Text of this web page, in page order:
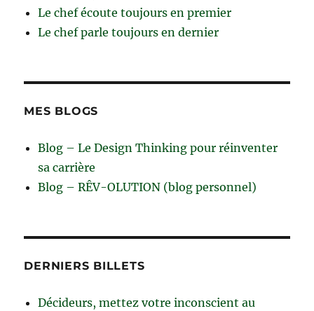
Le chef écoute toujours en premier
Le chef parle toujours en dernier
MES BLOGS
Blog – Le Design Thinking pour réinventer
sa carrière
Blog – RÊV-OLUTION (blog personnel)
DERNIERS BILLETS
Décideurs, mettez votre inconscient au